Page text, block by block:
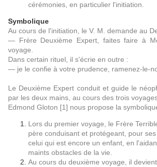
cérémonies, en particulier l'initiation.
Symbolique
Au cours de l'initiation, le V. M. demande au
— Frère Deuxième Expert, faites faire à
voyage.
Dans certain rituel, il s'écrie en outre :
— je le confie à votre prudence, ramenez-le-
Le Deuxième Expert conduit et guide le
par les deux mains, au cours des trois
Edmond Gloton [1] nous propose la
Lors du premier voyage, le Frère
père conduisant et protégeant, pour ses
celui qui est encore un enfant, en
maints obstacles de la vie.
Au cours du deuxième voyage, il